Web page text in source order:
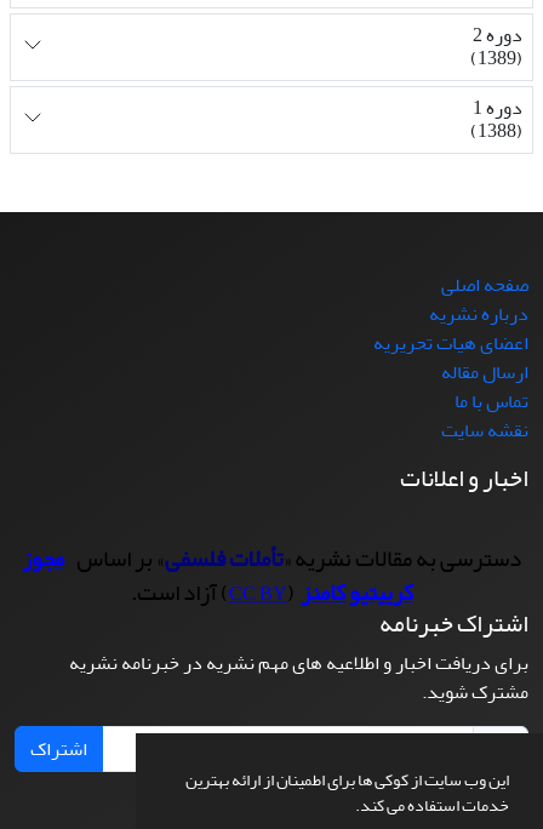
این وب سایت از کوکی ها برای اطمینان از ارائه بهترین
خدمات استفاده می کند.
دوره 2
(1389)
دوره 1
(1388)
صفحه اصلی
درباره نشریه
اعضای هیات تحریریه
ارسال مقاله
تماس با ما
نقشه سایت
اخبار و اعلانات
دسترسی به مقالات نشریه «تأملات فلسفی» بر اساس مجوز
کرییتیو کامنز(
CC BY) آزاد است.
اشتراک خبرنامه
برای دریافت اخبار و اطلاعیه های مهم نشریه در خبرنامه نشریه
مشترک شوید.
اشتراک